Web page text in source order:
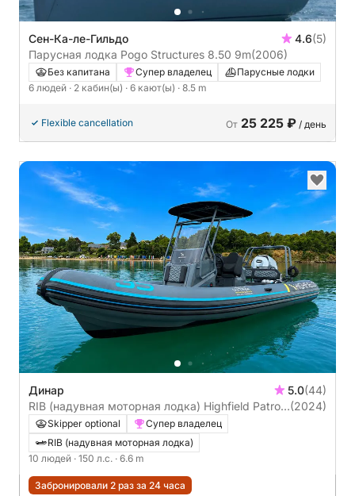
Сен-Ка-ле-Гильдо 4.6(5)
Парусная лодка Pogo Structures 8.50 9m(2006)
Без капитана Супер владелец
Парусные лодки
6 людей · 2 кабин(ы) · 6 кают(ы) · 8.5 m
Flexible cancellation От 25 225 ₽ / день
Динар 5.0(44)
RIB (надувная моторная лодка) Highfield Patrol
660 "Route du Rhum" 150л.с.
(2024)
Skipper optional
Супер владелец
RIB (надувная моторная лодка)
10 людей · 150 л.с. · 6.6 m
Забронировали 2 раз за 24 часа